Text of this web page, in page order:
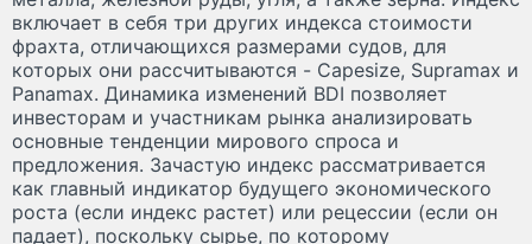
включает в себя три других индекса стоимости
фрахта, отличающихся размерами судов, для
которых они рассчитываются - Capesize, Supramax и
Panamax. Динамика изменений BDI позволяет
инвесторам и участникам рынка анализировать
основные тенденции мирового спроса и
предложения. Зачастую индекс рассматривается
как главный индикатор будущего экономического
роста (если индекс растет) или рецессии (если он
падает), поскольку сырье, по которому